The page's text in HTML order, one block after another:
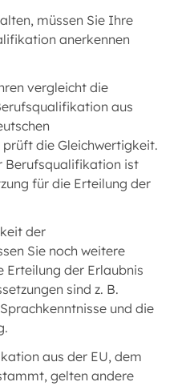
müssen Sie Ihre
anerkennen
vergleicht die
aus
die Gleichwertigkeit.
Berufsqualifikation ist
für die Erteilung der
der
Sie noch weitere
Erteilung der Erlaubnis
sind z. B.
und die
aus der EU, dem
gelten andere